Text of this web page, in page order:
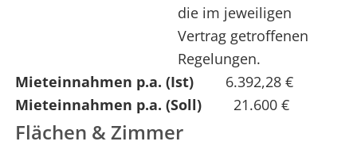
die im jeweiligen
Vertrag getroffenen
Regelungen.
Mieteinnahmen p.a. (Ist)
6.392,28 €
Mieteinnahmen p.a. (Soll)
21.600 €
Flächen & Zimmer